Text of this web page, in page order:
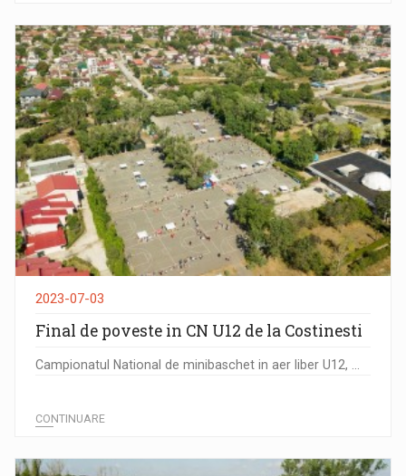
2023-07-03
Final de poveste in CN U12 de la Costinesti
Campionatul National de minibaschet in aer liber U12, ...
CONTINUARE